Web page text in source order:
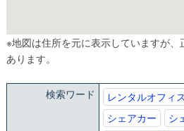
※地図は住所を元に表示していますが
あります。
検索ワード レンタルオフィス
シェアカー
シ